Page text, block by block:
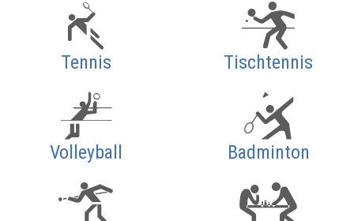
Tennis Tischtennis
Volleyball Badminton